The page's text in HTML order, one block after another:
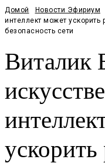
Домой Новости Эфириум
интеллект может ускорить
безопасность сети
Виталик
ускорить